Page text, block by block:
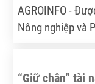
gian qua, ngành
Việt Nam trong
AGROINFO -
Nông nghiệp và
Ngày 21.3.2008,
“Giữ chân” tài